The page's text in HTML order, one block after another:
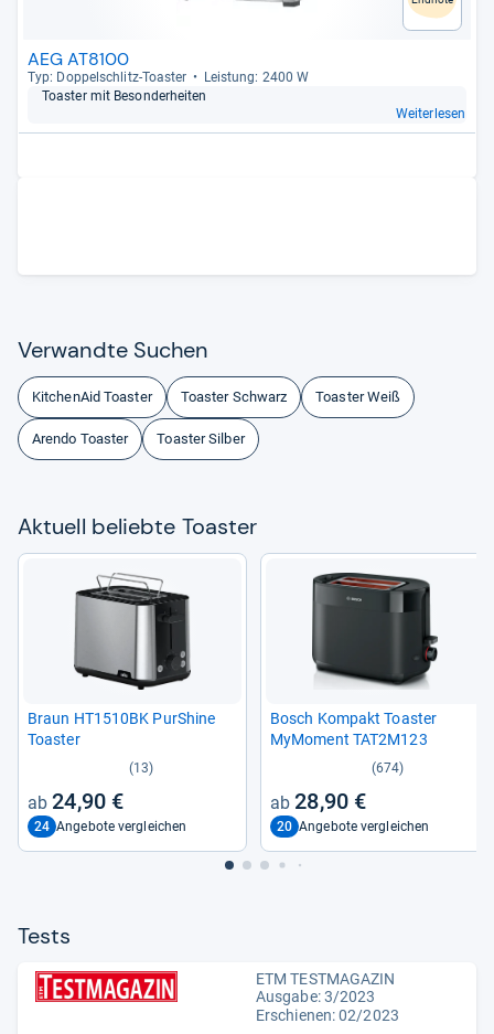
AEG AT8100
Typ: Dop­pel­schlitz-​Toas­ter
Leis­tung: 2400 W
Toas­ter mit Beson­der­hei­ten
Weiterlesen
Ver­wandte Suchen
KitchenAid Toaster Toaster Schwarz Toaster Weiß
Arendo Toaster Toaster Silber
Aktu­ell beliebte Toas­ter
Braun HT1510BK PurS­hine
Toas­ter
(13)
24,90 €
24 Angebote vergleichen
Bosch Kom­pakt Toas­ter
MyMo­ment TAT2M123
(674)
28,90 €
20 Angebote vergleichen
Tests
ETM TESTMAGAZIN
Ausgabe: 3/2023
Erschienen: 02/2023